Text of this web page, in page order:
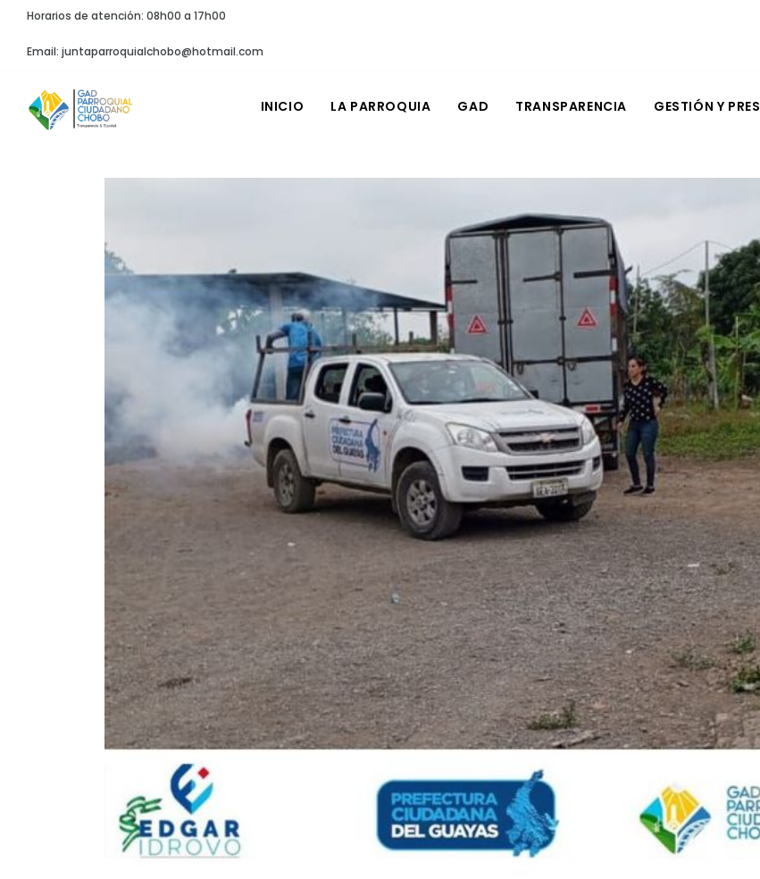
Horarios de atención: 08h00 a 17h00
Email: juntaparroquialchobo@hotmail.com
INICIO LA PARROQUIA GAD TRANSPARENCIA GESTIÓN Y